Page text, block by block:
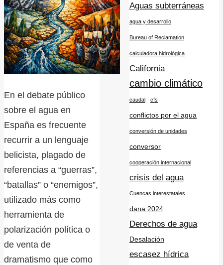
En el debate público
sobre el agua en
España es frecuente
recurrir a un lenguaje
belicista, plagado de
referencias a “guerras”,
“batallas” o “enemigos”,
utilizado más como
herramienta de
polarización política o
de venta de
dramatismo que como
Aguas subterráneas
agua y desarrollo
Bureau of Reclamation
calculadora hidrológica
California
cambio climático
caudal cfs
conflictos por el agua
conversión de unidades
conversor
cooperación internacional
crisis del agua
Cuencas interestatales
dana 2024
Derechos de agua
Desalación
escasez hídrica